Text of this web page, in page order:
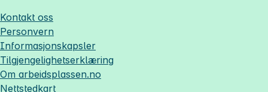
Kontakt oss
Personvern
Informasjonskapsler
Tilgjengelighetserklæring
Om arbeidsplassen.no
Nettstedkart